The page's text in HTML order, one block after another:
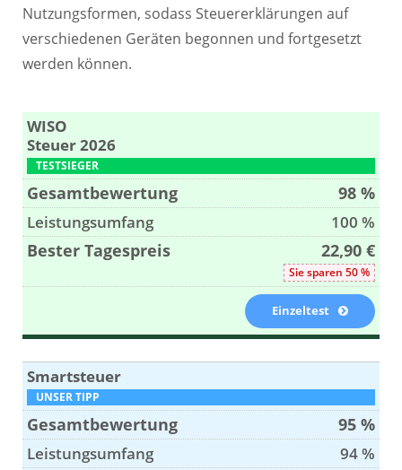
Nutzungsformen, sodass Steuererklärungen auf
verschiedenen Geräten begonnen und fortgesetzt
werden können.
WISO
Steuer 2026
TESTSIEGER
98 %
100 %
22,90 €
Sie sparen 50 %
Einzeltest
Smartsteuer
UNSER TIPP
95 %
94 %